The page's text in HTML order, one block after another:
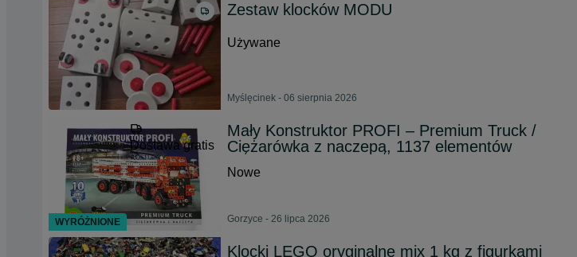
Zestaw klocków MODU
Używane
Myślęcinek - 06 sierpnia 2026
Dostawa gratis
Mały Konstruktor PROFI – Premium Truck /
Ciężarówka z naczepą, 1137 elementów
Nowe
Gorzyce - 26 lipca 2026
Klocki LEGO oryginalne mix 1 kg z figurkami
WYRÓŻNIONE